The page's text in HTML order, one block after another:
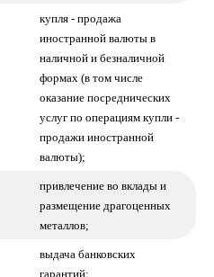
купля - продажа
иностранной валюты в
наличной и безналичной
формах (в том числе
оказание посреднических
услуг по операциям купли -
продажи иностранной
валюты);
привлечение во вклады и
размещение драгоценных
металлов;
выдача банковских
гарантий;